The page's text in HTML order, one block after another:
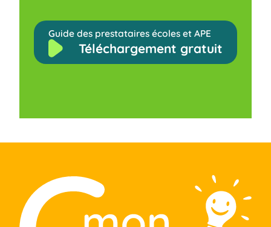
Guide des prestataires écoles et APE
Téléchargement gratuit